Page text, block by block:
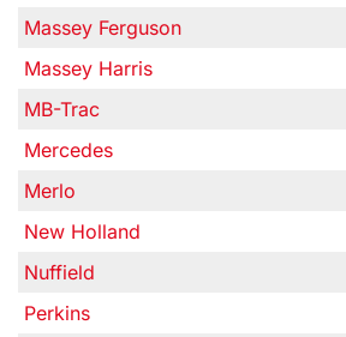
Massey Ferguson
Massey Harris
MB-Trac
Mercedes
Merlo
New Holland
Nuffield
Perkins